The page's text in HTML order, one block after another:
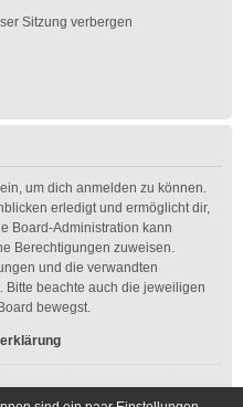
Sitzung verbergen
um dich anmelden zu können.
erledigt und ermöglicht dir,
Board-Administration kann
Berechtigungen zuweisen.
und die verwandten
Bitte beachte auch die jeweiligen
bewegst.